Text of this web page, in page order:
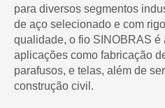
para diversos segmentos
de aço selecionado e com
qualidade, o fio SINOBRAS
aplicações como fabricação
parafusos, e telas, além de
construção civil.